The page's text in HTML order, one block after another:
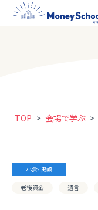
TOP > 会場で学ぶ >
小倉・黒崎
老後資金 遺言